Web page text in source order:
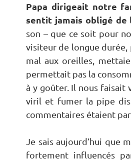
Papa dirigeait notre
sentit jamais obligé de
son – que ce soit pour
visiteur de longue durée,
mal aux oreilles,
permettait pas la
à y goûter. Il nous faisait
viril et fumer la pipe
commentaires étaient
Je sais aujourd’hui que
fortement influencés